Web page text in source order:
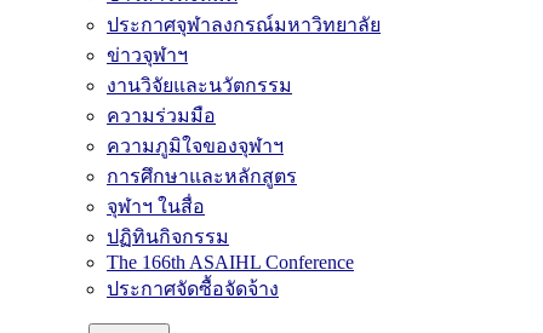
ประกาศจุฬาลงกรณ์มหาวิทยาลัย
ข่าวจุฬาฯ
งานวิจัยและนวัตกรรม
ความร่วมมือ
ความภูมิใจของจุฬาฯ
การศึกษาและหลักสูตร
จุฬาฯ ในสื่อ
ปฏิทินกิจกรรม
The 166th ASAIHL Conference
ประกาศจัดซื้อจัดจ้าง